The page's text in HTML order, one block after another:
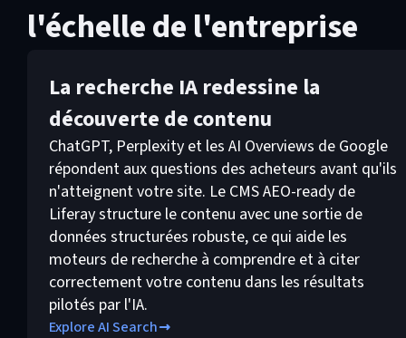
l'échelle de l'entreprise
La recherche IA redessine la
découverte de contenu
ChatGPT, Perplexity et les AI Overviews de Google
répondent aux questions des acheteurs avant qu'ils
n'atteignent votre site. Le CMS AEO-ready de
Liferay structure le contenu avec une sortie de
données structurées robuste, ce qui aide les
moteurs de recherche à comprendre et à citer
correctement votre contenu dans les résultats
pilotés par l'IA.
Explore AI Search